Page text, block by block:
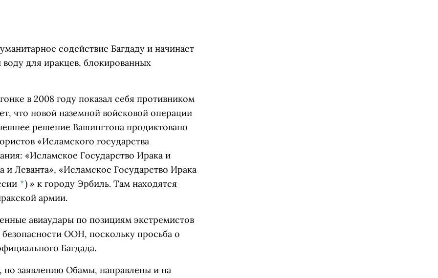
содействие Багдаду и начинает
воду для иракцев, блокированных
в 2008 году показал себя противником
что новой наземной войсковой операции
решение Вашингтона продиктовано
«Исламского государства
«Исламское Государство Ирака и
Леванта», «Исламское Государство Ирака
*) » к городу Эрбиль. Там находятся
армии.
авиаудары по позициям экстремистов
ООН, поскольку просьба о
Багдада.
заявлению Обамы, направлены и на